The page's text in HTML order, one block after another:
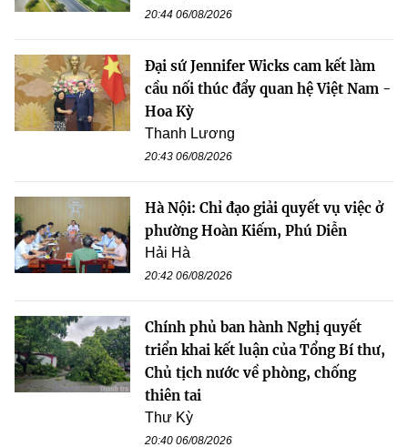
20:44 06/08/2026
Đại sứ Jennifer Wicks cam kết làm
cầu nối thúc đẩy quan hệ Việt Nam -
Hoa Kỳ
Thanh Lương
20:43 06/08/2026
Hà Nội: Chỉ đạo giải quyết vụ việc ở
phường Hoàn Kiếm, Phú Diễn
Hải Hà
20:42 06/08/2026
Chính phủ ban hành Nghị quyết
triển khai kết luận của Tổng Bí thư,
Chủ tịch nước về phòng, chống
thiên tai
Thư Kỳ
20:40 06/08/2026